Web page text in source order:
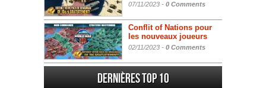
07/11/2023 - 0 Comments
Conflit of Nations pour
les nouveaux joueurs
02/11/2023 - 0 Comments
Dernières Top 10